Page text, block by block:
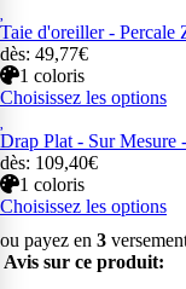
Taie d'oreiller -
dès: 49,77€
1 coloris
Choisissez les options
Drap Plat - Sur Mesure
dès: 109,40€
1 coloris
Choisissez les options
ou payez en 3
Avis sur ce produit: